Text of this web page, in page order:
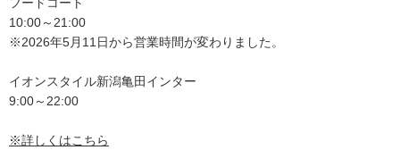
10:00～21:00
※2026年5月11日から営業時間が変わりました。
イオンスタイル新潟亀田インター
9:00～22:00
※詳しくはこちら